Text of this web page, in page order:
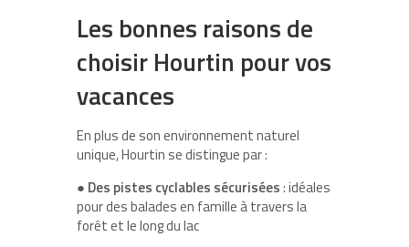
Les bonnes raisons de
choisir Hourtin pour vos
vacances
En plus de son environnement naturel
unique, Hourtin se distingue par :
● Des pistes cyclables sécurisées: idéales
pour des balades en famille à travers la
forêt et le long du lac